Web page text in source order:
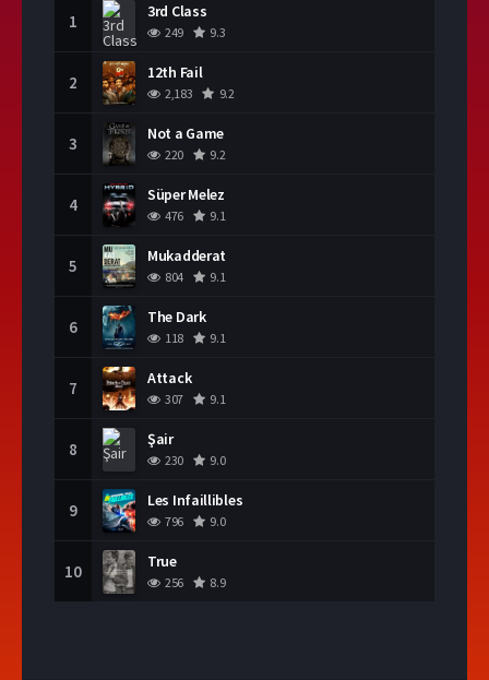
1 3rd Class
249 9.3
2 12th Fail
2,183 9.2
3 Not a Game
220 9.2
4 Süper Melez
476 9.1
5 Mukadderat
804 9.1
6 The Dark
118 9.1
7 Attack
307 9.1
8 Şair
230 9.0
9 Les Infaillibles
796 9.0
10 True
256 8.9